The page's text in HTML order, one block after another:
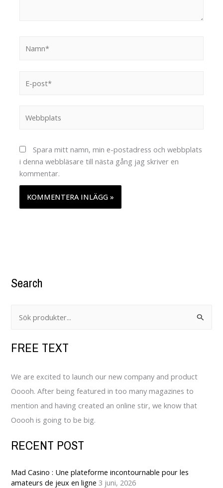
post*
Spara mitt namn, min e-postadress och webbplats
i denna webbläsare till nästa gång jag skriver en
kommentar.
Search
k
f
t
e
r
FREE TEXT
We are excited to launch our new company and product
Ooooh. After being featured in too many magazines to
mention and having created an online stir, we know that
Ooooh is going to be big.
RECENT POST
Mad Casino : Une plateforme incontournable pour les
amateurs de jeux en ligne 3 juni, 2026